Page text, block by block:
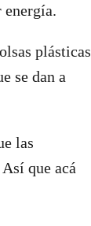
energía.
plásticas
se dan a
las
que acá